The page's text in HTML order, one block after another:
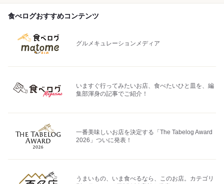
食べログおすすめコンテンツ
グルメキュレーションメディア
いますぐ行ってみたいお店、食べたいひと皿を、編
集部渾身の記事でご紹介！
一番美味しいお店を決定する「The Tabelog Award
2026」ついに発表！
うまいもの、いま食べるなら、このお店。カテゴリ